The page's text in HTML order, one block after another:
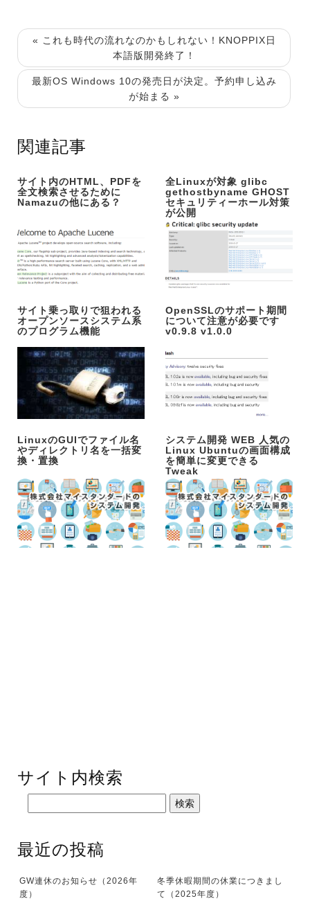
« これも時代の流れなのかもしれない！KNOPPIX日
本語版開発終了！
最新OS Windows 10の発売日が決定。予約申し込み
が始まる »
関連記事
サイト内のHTML、PDFを
全文検索させるために
Namazuの他にある？
全Linuxが対象 glibc
gethostbyname GHOST
セキュリティーホール対策
が公開
サイト乗っ取りで狙われる
オープンソースシステム系
のプログラム機能
OpenSSLのサポート期間
について注意が必要です
v0.9.8 v1.0.0
LinuxのGUIでファイル名
やディレクトリ名を一括変
換・置換
システム開発 WEB 人気の
Linux Ubuntuの画面構成
を簡単に変更できる
Tweak
サイト内検索
最近の投稿
GW連休のお知らせ（2026年
度）
冬季休暇期間の休業につきまし
て（2025年度）